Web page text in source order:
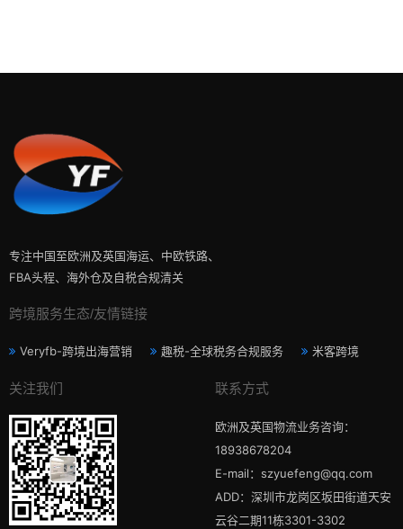
专注中国至欧洲及英国海运、中欧铁路、
FBA头程、海外仓及自税合规清关
跨境服务生态/友情链接
Veryfb-跨境出海营销 趣税-全球税务合规服务 米客跨境
关注我们 联系方式
欧洲及英国物流业务咨询：
18938678204
E-mail：szyuefeng@qq.com
ADD：深圳市龙岗区坂田街道天安
云谷二期11栋3301-3302